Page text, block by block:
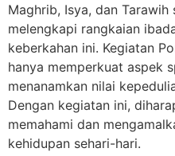
Maghrib, Isya, dan Tarawih
melengkapi rangkaian
keberkahan ini. Kegiatan
hanya memperkuat aspek
menanamkan nilai
Dengan kegiatan ini,
memahami dan
kehidupan sehari-hari.